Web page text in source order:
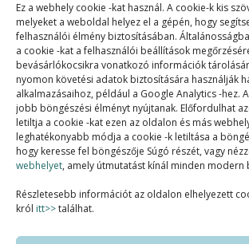
Ez a webhely cookie -kat használ. A cookie-k kis
melyeket a weboldal helyez el a gépén, hogy
felhasználói élmény biztosításában.
a cookie -kat a felhasználói beállítások
bevásárlókocsikra vonatkozó információk
nyomon követési adatok biztosítására használják
alkalmazásaihoz, például a Google Analytics -hez.
jobb böngészési élményt nyújtanak. Előfordulhat
letiltja a cookie -kat ezen az oldalon és más
leghatékonyabb módja a cookie -k letiltása a
hogy keresse fel böngészője Súgó részét, vagy
webhelyet, amely útmutatást kínál minden modern
Részletesebb információt az oldalon elhelyezett
król itt>>találhat.
SZAKMAI